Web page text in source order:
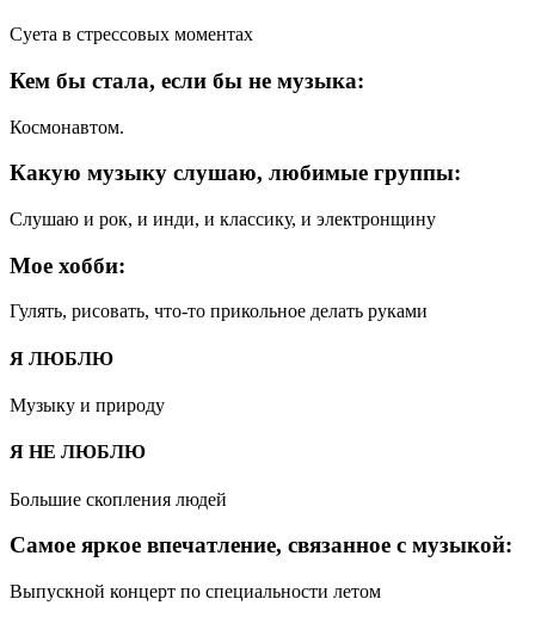
Суета в стрессовых моментах
Кем бы стала, если бы не музыка:
Космонавтом.
Какую музыку слушаю, любимые группы:
Слушаю и рок, и инди, и классику, и электронщину
Мое хобби:
Гулять, рисовать, что-то прикольное делать руками
Я ЛЮБЛЮ
Музыку и природу
Я НЕ ЛЮБЛЮ
Большие скопления людей
Самое яркое впечатление, связанное с музыкой:
Выпускной концерт по специальности летом